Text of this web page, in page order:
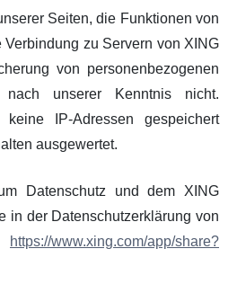
Seiten, die Funktionen von
zu Servern von XING
von personenbezogenen
unserer Kenntnis nicht.
keine IP-Adressen gespeichert
ausgewertet.
Datenschutz und dem XING
in der Datenschutzerklärung von
https://www.xing.com/app/share?